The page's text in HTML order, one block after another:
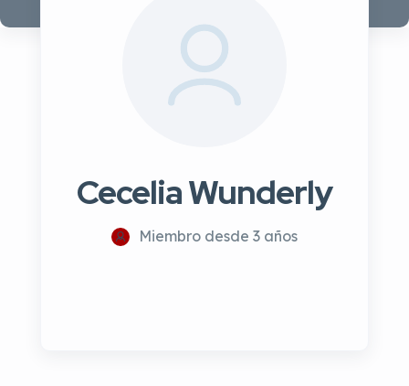
Cecelia Wunderly
Miembro desde 3 años